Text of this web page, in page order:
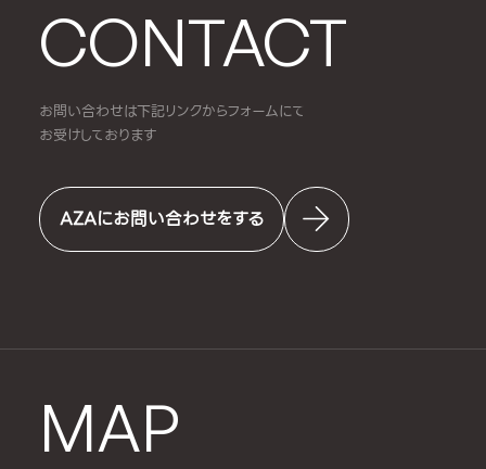
CONTACT
お問い合わせは下記リンクからフォームにて
お受けしております
AZAにお問い合わせをする
MAP